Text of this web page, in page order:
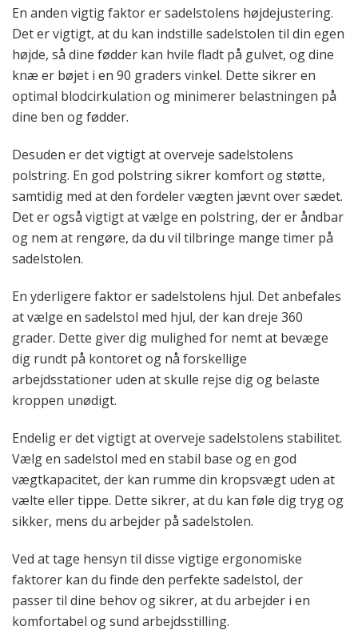
En anden vigtig faktor er sadelstolens højdejustering.
Det er vigtigt, at du kan indstille sadelstolen til din egen
højde, så dine fødder kan hvile fladt på gulvet, og dine
knæ er bøjet i en 90 graders vinkel. Dette sikrer en
optimal blodcirkulation og minimerer belastningen på
dine ben og fødder.
Desuden er det vigtigt at overveje sadelstolens
polstring. En god polstring sikrer komfort og støtte,
samtidig med at den fordeler vægten jævnt over sædet.
Det er også vigtigt at vælge en polstring, der er åndbar
og nem at rengøre, da du vil tilbringe mange timer på
sadelstolen.
En yderligere faktor er sadelstolens hjul. Det anbefales
at vælge en sadelstol med hjul, der kan dreje 360
grader. Dette giver dig mulighed for nemt at bevæge
dig rundt på kontoret og nå forskellige
arbejdsstationer uden at skulle rejse dig og belaste
kroppen unødigt.
Endelig er det vigtigt at overveje sadelstolens stabilitet.
Vælg en sadelstol med en stabil base og en god
vægtkapacitet, der kan rumme din kropsvægt uden at
vælte eller tippe. Dette sikrer, at du kan føle dig tryg og
sikker, mens du arbejder på sadelstolen.
Ved at tage hensyn til disse vigtige ergonomiske
faktorer kan du finde den perfekte sadelstol, der
passer til dine behov og sikrer, at du arbejder i en
komfortabel og sund arbejdsstilling.